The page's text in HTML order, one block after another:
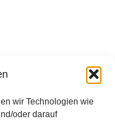
wir Technologien wie
oder darauf
Impressum